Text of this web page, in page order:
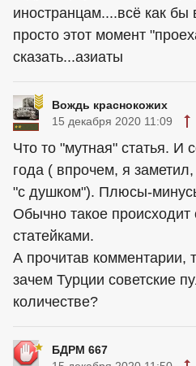
иностранцам....всё как бы
просто этот момент
сказать...азиаты
Вождь краснокожих
15 декабря 2020 11:09
Что то "мутная" статья.
года ( впрочем, я
"с душком"). Плюсы-
Обычно такое
статейками.
А прочитав комментарии,
зачем Турции советские
количестве?
БДРМ 667